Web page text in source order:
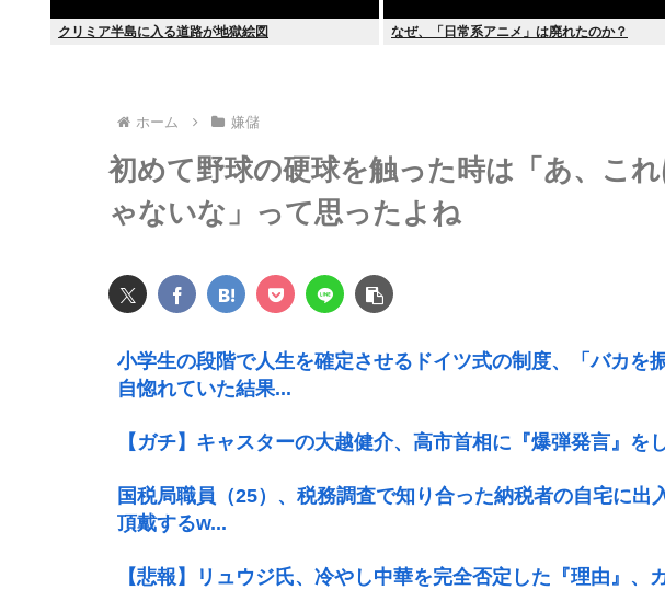
クリミア半島に入る道路が地獄絵図 なぜ、「日常系アニメ」は廃れたのか？
ホーム 嫌儲
初めて野球の硬球を触った時は「あ、こ
ゃないな」って思ったよね
小学生の段階で人生を確定させるドイツ式の制度、「バカを
自惚れていた結果...
【ガチ】キャスターの大越健介、高市首相に『爆弾発言』を
国税局職員（25）、税務調査で知り合った納税者の自宅に出
頂戴するw...
【悲報】リュウジ氏、冷やし中華を完全否定した『理由』、